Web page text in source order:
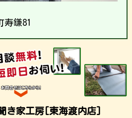
寿鎌81
き家工房[東海渡内店]